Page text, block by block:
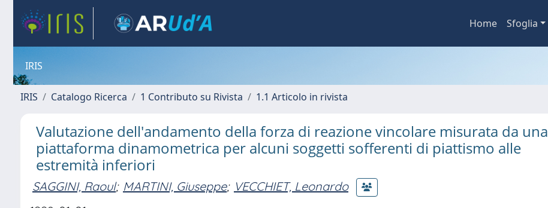
Home Sfoglia
IRIS
IRIS Catalogo Ricerca 1 Contributo su Rivista 1.1 Articolo in rivista
Valutazione dell'andamento della forza di reazione vincolare misurata da una
piattaforma dinamometrica per alcuni soggetti sofferenti di piattismo alle
estremità inferiori
SAGGINI, Raoul; MARTINI, Giuseppe; VECCHIET, Leonardo